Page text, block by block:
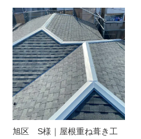
旭区 S様｜屋根重ね葺き工